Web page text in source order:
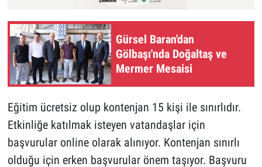
Gürsel Baran'dan
Gölbaşı'nda Doğaltaş ve
Mermer Mesaisi
Eğitim ücretsiz olup kontenjan 15 kişi ile sınırlıdır.
Etkinliğe katılmak isteyen vatandaşlar için
başvurular online olarak alınıyor. Kontenjan sınırlı
olduğu için erken başvurular önem taşıyor. Başvuru